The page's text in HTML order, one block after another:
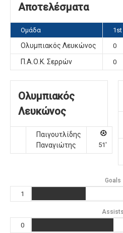
Αποτελέσματα
Ομάδα
Ολυμπιακός Λευκώνος 0
Π.Α.Ο.Κ. Σερρών 0
Ολυμπιακός
Λευκώνος
Παιγουτλίδης
Παναγιώτης
51'
Goals
1
Assists
0